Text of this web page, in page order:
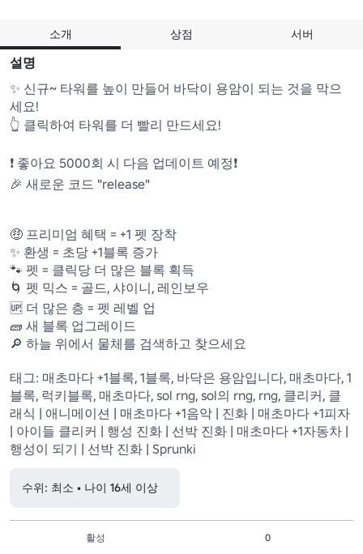
소개 상점 서버
설명
✨ 신규~ 타워를 높이 만들어 바닥이 용암이 되는 것을 막으
세요!
👆 클릭하여 타워를 더 빨리 만드세요!
❗ 좋아요 5000회 시 다음 업데이트 예정❗
🎉 새로운 코드 "release"
🤑 프리미엄 혜택 = +1 펫 장착
✨ 환생 = 초당 +1블록 증가
🐾 펫 = 클릭당 더 많은 블록 획득
🌀 펫 믹스 = 골드, 샤이니, 레인보우
🆙 더 많은 층 = 펫 레벨 업
🧱 새 블록 업그레이드
🔎 하늘 위에서 물체를 검색하고 찾으세요
태그: 매초마다 +1블록, 1블록, 바닥은 용암입니다, 매초마다, 1
블록, 럭키블록, 매초마다, sol rng, sol의 rng, rng, 클리커, 클
래식 | 애니메이션 | 매초마다 +1음악 | 진화 | 매초마다 +1피자
| 아이들 클리커 | 행성 진화 | 선박 진화 | 매초마다 +1자동차 |
행성이 되기 | 선박 진화 | Sprunki
수위: 최소 • 나이 16세 이상
활성
0